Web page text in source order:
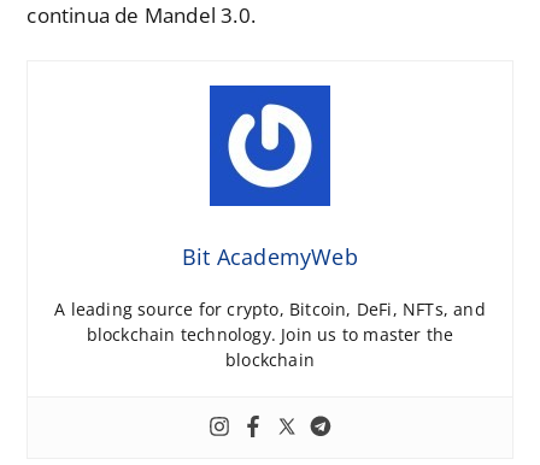
continua de Mandel 3.0.
Bit AcademyWeb
A leading source for crypto, Bitcoin, DeFi, NFTs, and
blockchain technology. Join us to master the
blockchain